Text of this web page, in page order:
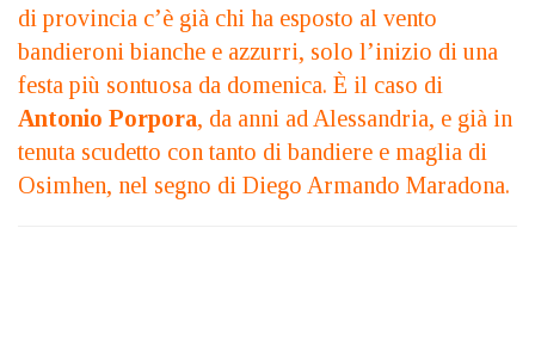
di provincia c’è già chi ha esposto al vento
bandieroni bianche e azzurri, solo l’inizio di una
festa più sontuosa da domenica. È il caso di
Antonio Porpora, da anni ad Alessandria, e già in
tenuta scudetto con tanto di bandiere e maglia di
Osimhen, nel segno di Diego Armando Maradona.